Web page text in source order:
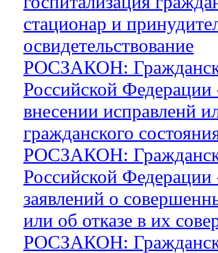
стационар и
освидетельствование
РОСЗАКОН:
Российской Федерации
внесении исправленй
гражданского
РОСЗАКОН:
Российской Федерации
заявлений о
или об отказе в их
РОСЗАКОН: